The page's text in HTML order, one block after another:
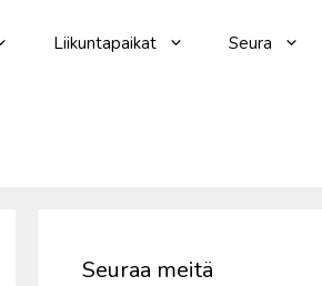
Liikuntapaikat Seura
Seuraa meitä